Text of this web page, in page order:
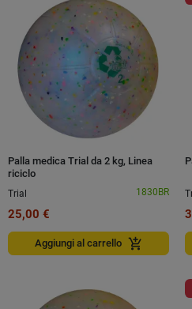
Palla medica Trial da 2 kg, Linea
riciclo
Trial
1830BR
25,00 €
Aggiungi al carrello add_shopping_cart